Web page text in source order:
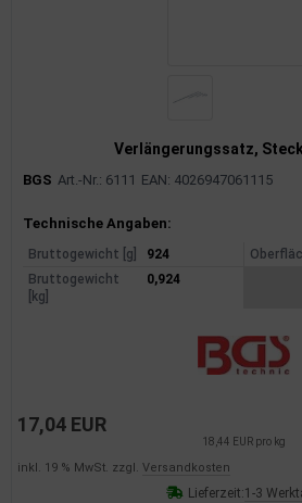
Verlängerungssatz,
BGS Art.-Nr.: 6111 EAN: 4026947061115
Produktinformationen
Technische Angaben:
Bruttogewicht [g] 924
Bruttogewicht
[kg]
0,924
17,04 EUR
18,44 EUR pro kg
inkl. 19 % MwSt. zzgl. Versandkosten
Lieferzeit:1-3